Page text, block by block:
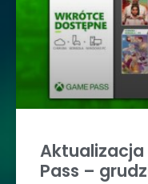
Aktualizacja
Pass –